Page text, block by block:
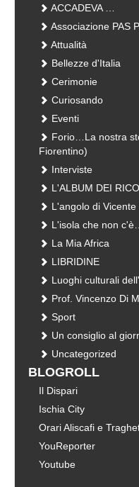
ACCADEVA …
Associazione PAS
Attualità
Bellezze d'Italia
Cerimonie
Curiosando
Eventi
Forio…La nostra
Fiorentino)
Interviste
L'ALBUM DEI
L'angolo di Vicente
L'isola che non
La Mia Africa
LIBRIDINE
Luoghi culturali
Prof. Vincenzo Di
Sport
Un consiglio al
Uncategorized
BLOGROLL
Il Dispari
Ischia City
Orari Aliscafi e
YouReporter
Youtube